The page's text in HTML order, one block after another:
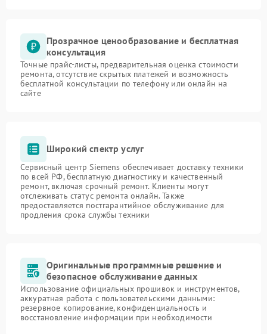
Прозрачное ценообразование и бесплатная
консультация
Точные прайс-листы, предварительная оценка стоимости
ремонта, отсутствие скрытых платежей и возможность
бесплатной консультации по телефону или онлайн на
сайте
Широкий спектр услуг
Сервисный центр Siemens обеспечивает доставку техники
по всей РФ, бесплатную диагностику и качественный
ремонт, включая срочный ремонт. Клиенты могут
отслеживать статус ремонта онлайн. Также
предоставляется постгарантийное обслуживание для
продления срока службы техники
Оригинальные программные решение и
безопасное обслуживание данных
Использование официальных прошивок и инструментов,
аккуратная работа с пользовательскими данными:
резервное копирование, конфиденциальность и
восстановление информации при необходимости